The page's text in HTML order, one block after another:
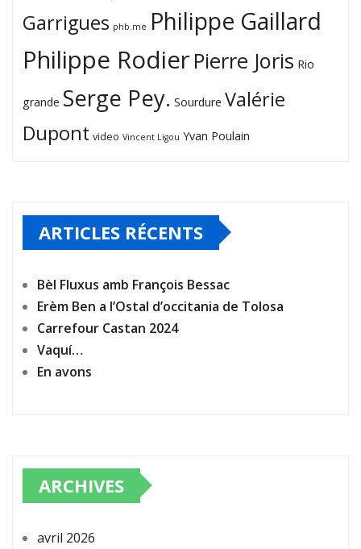
Garrigues phb.me Philippe Gaillard
Philippe Rodier Pierre Joris Rio
grande Serge Pey. Sourdure Valérie
Dupont video Vincent Ligou Yvan Poulain
ARTICLES RÉCENTS
Bèl Fluxus amb François Bessac
Erèm Ben a l’Ostal d’occitania de Tolosa
Carrefour Castan 2024
Vaquí…
En avons
ARCHIVES
avril 2026